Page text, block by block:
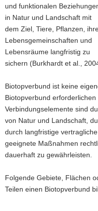
i
f
e
n
d
e
a
v
i
g
a
t
i
n
i
o
n
a
t
i
o
n
h
und funktionalen
in Natur und Landschaft mit
dem Ziel, Tiere, Pflanzen,
Lebensgemeinschaften und
Lebensräume langfristig zu
sichern (Burkhardt et al.,
Biotopverbund ist keine
Biotopverbund
Verbindungselemente sind
von Natur und Landschaft,
durch langfristige
geeignete Maßnahmen
dauerhaft zu gewährleisten.
Folgende Gebiete, Flächen
Teilen einen Biotopverbund